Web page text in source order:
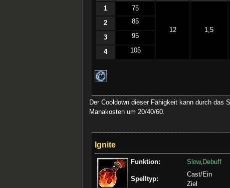
1 75
12 1,5
2 85
3 95
4 105
Der Cooldown dieser Fähigkeit kann durch das
Manakosten um 20/40/60.
Ignite
Funktion: Slow, Debuff
Spelltyp:
Cast/Ein
Ziel